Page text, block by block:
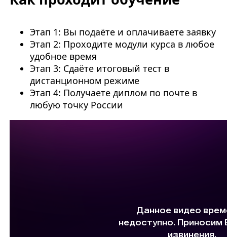
Этап 1: Вы подаёте и оплачиваете заявку
Этап 2: Проходите модули курса в любое
удобное время
Этап 3: Сдаёте итоговый тест в
дистанционном режиме
Этап 4: Получаете диплом по почте в
любую точку России